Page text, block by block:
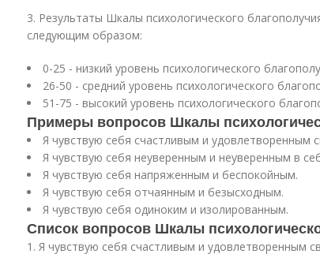
3. Результаты Шкалы психологического
следующим образом:
0-25 - низкий уровень психологического
26-50 - средний уровень психологического
51-75 - высокий уровень психологического
Примеры вопросов Шкалы
Я чувствую себя счастливым и удовлетворенным
Я чувствую себя неуверенным и неуверенным в
Я чувствую себя напряженным и беспокойным.
Я чувствую себя отчаянным и безысходным.
Я чувствую себя одиноким и изолированным.
Список вопросов Шкалы
1. Я чувствую себя счастливым и удовлетворенным